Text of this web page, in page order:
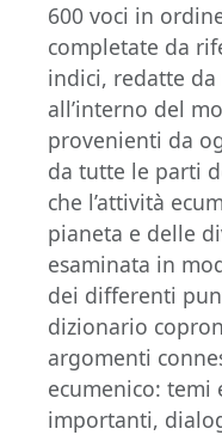
600 voci in
completate da
indici, redatte
all’interno del
provenienti da
da tutte le parti
che l’attività
pianeta e delle
esaminata in
dei differenti
dizionario
argomenti
ecumenico: temi
importanti,